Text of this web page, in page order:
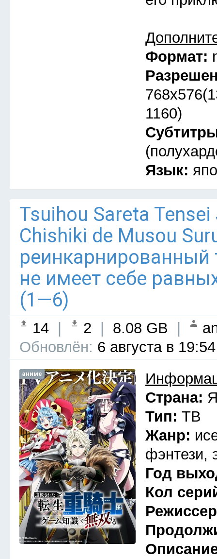
Формат:
1160)
Язык:
Tsuihou Sareta
Chishiki de Musou
не имеет себе
(1—6)
14 2 8.08 GB
Обновлён: 6 августа в 19:54
аниме
Страна:
Тип: ТВ
Жанр:
фэнтези,
Год
Кол